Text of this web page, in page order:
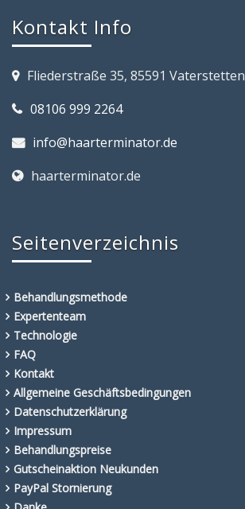
Kontakt Info
Fliederstraße 35, 85591 Vaterstetten
08106 999 2264
info@haarterminator.de
haarterminator.de
Seitenverzeichnis
Behandlungsmethode
Expertenteam
Technologie
FAQ
Kontakt
Allgemeine Geschäftsbedingungen
Datenschutzerklärung
Impressum
Behandlungspreise
Gutscheinaktion Neukunden
PayPal Stornierung